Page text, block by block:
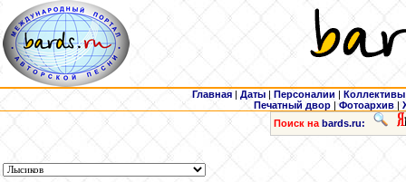
Главная | Даты | Персоналии | Коллективы
Печатный двор |Фотоархив |
Поиск на bards.ru: